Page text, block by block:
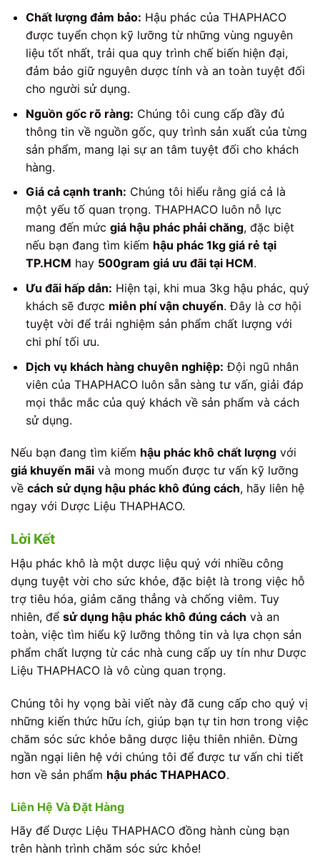
Chất lượng đảm bảo: Hậu phác của THAPHACO
được tuyển chọn kỹ lưỡng từ những vùng nguyên
liệu tốt nhất, trải qua quy trình chế biến hiện đại,
đảm bảo giữ nguyên dược tính và an toàn tuyệt đối
cho người sử dụng.
Nguồn gốc rõ ràng: Chúng tôi cung cấp đầy đủ
thông tin về nguồn gốc, quy trình sản xuất của từng
sản phẩm, mang lại sự an tâm tuyệt đối cho khách
hàng.
Giá cả cạnh tranh: Chúng tôi hiểu rằng giá cả là
một yếu tố quan trọng. THAPHACO luôn nỗ lực
mang đến mức giá hậu phác phải chăng, đặc biệt
nếu bạn đang tìm kiếm hậu phác 1kg giá rẻ tại
TP.HCM hay 500gram giá ưu đãi tại HCM.
Ưu đãi hấp dẫn: Hiện tại, khi mua 3kg hậu phác, quý
khách sẽ được miễn phí vận chuyển. Đây là cơ hội
tuyệt vời để trải nghiệm sản phẩm chất lượng với
chi phí tối ưu.
Dịch vụ khách hàng chuyên nghiệp: Đội ngũ nhân
viên của THAPHACO luôn sẵn sàng tư vấn, giải đáp
mọi thắc mắc của quý khách về sản phẩm và cách
sử dụng.
Nếu bạn đang tìm kiếm hậu phác khô chất lượng với
giá khuyến mãi và mong muốn được tư vấn kỹ lưỡng
về cách sử dụng hậu phác khô đúng cách, hãy liên hệ
ngay với Dược Liệu THAPHACO.
Lời Kết
Hậu phác khô là một dược liệu quý với nhiều công
dụng tuyệt vời cho sức khỏe, đặc biệt là trong việc hỗ
trợ tiêu hóa, giảm căng thẳng và chống viêm. Tuy
nhiên, để sử dụng hậu phác khô đúng cách và an
toàn, việc tìm hiểu kỹ lưỡng thông tin và lựa chọn sản
phẩm chất lượng từ các nhà cung cấp uy tín như Dược
Liệu THAPHACO là vô cùng quan trọng.
Chúng tôi hy vọng bài viết này đã cung cấp cho quý vị
những kiến thức hữu ích, giúp bạn tự tin hơn trong việc
chăm sóc sức khỏe bằng dược liệu thiên nhiên. Đừng
ngần ngại liên hệ với chúng tôi để được tư vấn chi tiết
hơn về sản phẩm hậu phác THAPHACO.
Liên Hệ Và Đặt Hàng
Hãy để Dược Liệu THAPHACO đồng hành cùng bạn
trên hành trình chăm sóc sức khỏe!